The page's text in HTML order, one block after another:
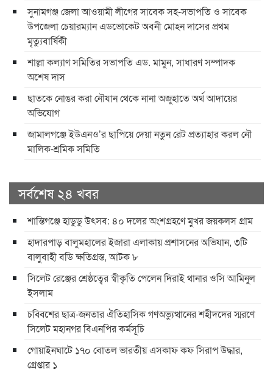
সুনামগঞ্জ জেলা আওয়ামী লীগের সাবেক সহ-সভাপতি ও সাবেক
উপজেলা চেয়ারম্যান এডভোকেট অবনী মোহন দাসের প্রথম
মৃত্যুবার্ষিকী
শাল্লা কল্যাণ সমিতির সভাপতি এড. মামুন, সাধারণ সম্পাদক
অশেষ দাস
ছাতকে নোঙর করা নৌযান থেকে নানা অজুহাতে অর্থ আদায়ের
অভিযোগ
জামালগঞ্জে ইউএনও’র ছাপিয়ে দেয়া নতুন রেট প্রত্যাহার করল নৌ
মালিক-শ্রমিক সমিতি
সর্বশেষ ২৪ খবর
শান্তিগঞ্জে হাডুডু উৎসব: ৪০ দলের অংশগ্রহণে মুখর জয়কলস গ্রাম
হাদারপাড় বালুমহালের ইজারা এলাকায় প্রশাসনের অভিযান, ৩টি
বালুবাহী বডি ক্ষতিগ্রস্ত, আটক ৮
সিলেট রেঞ্জের শ্রেষ্ঠত্বের স্বীকৃতি পেলেন দিরাই থানার ওসি আমিনুল
ইসলাম
চব্বিশের ছাত্র-জনতার ঐতিহাসিক গণঅভ্যুত্থানের শহীদদের স্মরণে
সিলেট মহানগর বিএনপির কর্মসূচি
গোয়াইনঘাটে ১৭০ বোতল ভারতীয় এসকাফ কফ সিরাপ উদ্ধার,
গ্রেপ্তার ১